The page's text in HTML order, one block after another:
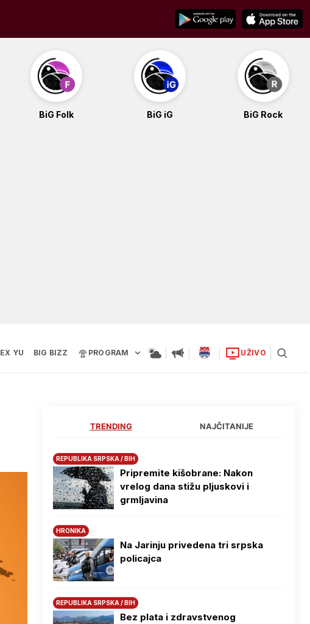
BiG Folk BiG iG BiG Rock
EX YU BIG BIZZ PROGRAM UŽIVO
TRENDING NAJČITANIJE
REPUBLIKA SRPSKA / BIH
Pripremite kišobrane: Nakon
vrelog dana stižu pljuskovi i
grmljavina
HRONIKA
Na Јarinju privedena tri srpska
policajca
REPUBLIKA SRPSKA / BIH
Bez plata i zdravstvenog